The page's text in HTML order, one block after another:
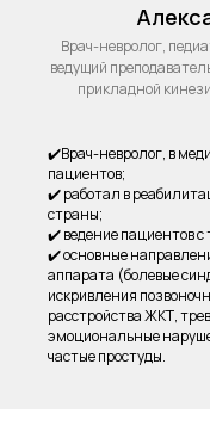
Врач-невролог,
ведущий
прикладной
✔️Врач-невролог, в
пациентов;
✔️ работал в
страны;
✔️ ведение пациентов
✔️ основные
аппарата (болевые
искривления
расстройства ЖКТ,
эмоциональные
частые простуды.